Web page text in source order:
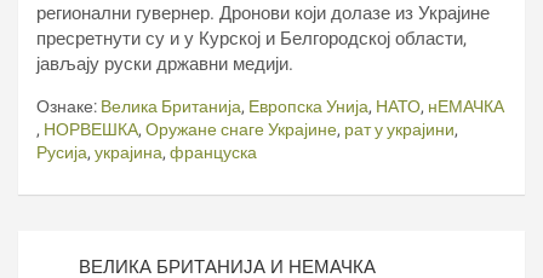
регионални гувернер. Дронови који долазе из Украјине
пресретнути су и у Курској и Белгородској области,
јављају руски државни медији.
Ознаке: Велика Британија, Европска Унија, НАТО, нЕМАЧКА
, НОРВЕШКА, Оружане снаге Украјине, рат у украјини,
Русија, украјина, француска
ВЕЛИКА БРИТАНИЈА И НЕМАЧКА